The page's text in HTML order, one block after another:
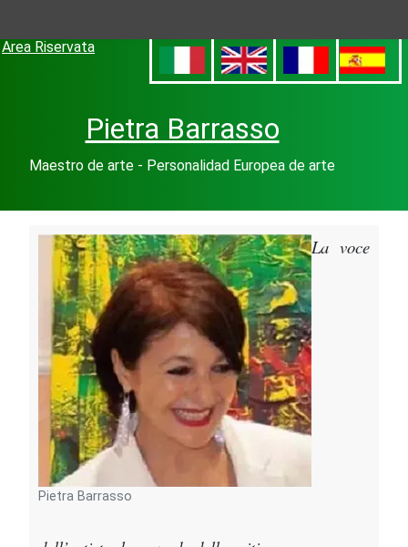
Area Riservata
Pietra Barrasso
Maestro de arte - Personalidad Europea de arte
Pietra Barrasso
La voce